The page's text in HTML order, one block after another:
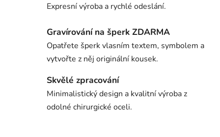
Expresní výroba a rychlé odeslání.
Gravírování na šperk ZDARMA
Opatřete šperk vlasním textem, symbolem a
vytvořte z něj originální kousek.
Skvělé zpracování
Minimalistický design a kvalitní výroba z
odolné chirurgické oceli.